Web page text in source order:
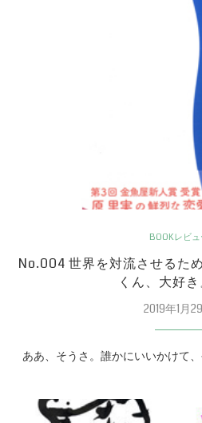
BOOKレビュ
No.004 世界を対流させる
くん、大好
2019年1月
ああ、そうさ。誰かにいいかけて